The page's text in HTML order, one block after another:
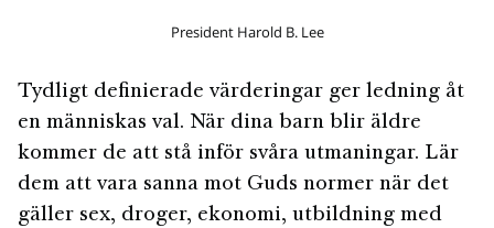
President Harold B. Lee
Tydligt definierade värderingar ger ledning åt
en människas val. När dina barn blir äldre
kommer de att stå inför svåra utmaningar. Lär
dem att vara sanna mot Guds normer när det
gäller sex, droger, ekonomi, utbildning med